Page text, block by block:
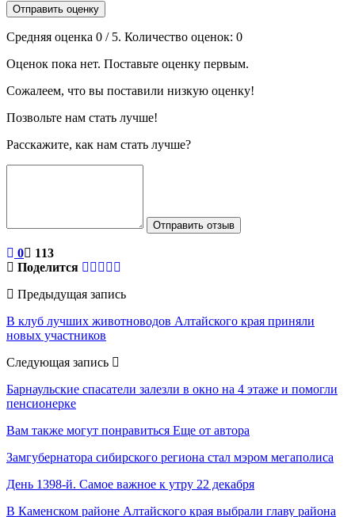
Отправить оценку
Средняя оценка 0 / 5. Количество оценок: 0
Оценок пока нет. Поставьте оценку первым.
Сожалеем, что вы поставили низкую оценку!
Позвольте нам стать лучше!
Расскажите, как нам стать лучше?
Отправить отзыв
0
113
Поделится
Предыдущая запись
В клуб лучших животноводов Алтайского края приняли
новых участников
Следующая запись
Барнаульские спасатели залезли в окно на 4 этаже и помогли
пенсионерке
Вам также могут понравиться Еще от автора
Замгубернатора сибирского региона стал мэром мегаполиса
День 1398-й. Самое важное к утру 22 декабря
В Каменском районе Алтайского края выбрали главу района